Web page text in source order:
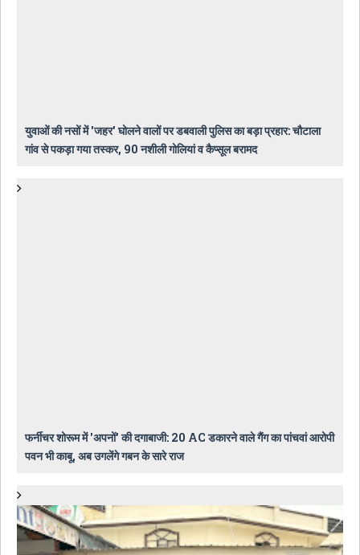
युवाओं की नसों में 'जहर' घोलने वालों पर डबवाली पुलिस का बड़ा प्रहार: चौटाला
गांव से पकड़ा गया तस्कर, 90 नशीली गोलियां व कैप्सूल बरामद
फर्नीचर शोरूम में 'अपनों' की दगाबाजी: 20 AC डकारने वाले गैंग का पांचवां आरोपी
पवन भी काबू, अब उगलेंगे गबन के सारे राज